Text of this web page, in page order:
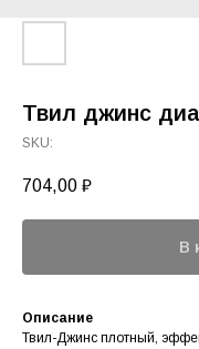
Твил джинс
SKU:
704,00 ₽
В
Описание
Твил-Джинс плотный,